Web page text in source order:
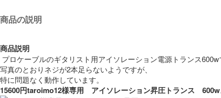
商品の説明
商品説明
プロケーブルのギタリスト用アイソレーション電源トランス
写真のとおりネジが2本足らないようですが、
15600円taroimo12様専用　アイソレーション昇圧トランス　